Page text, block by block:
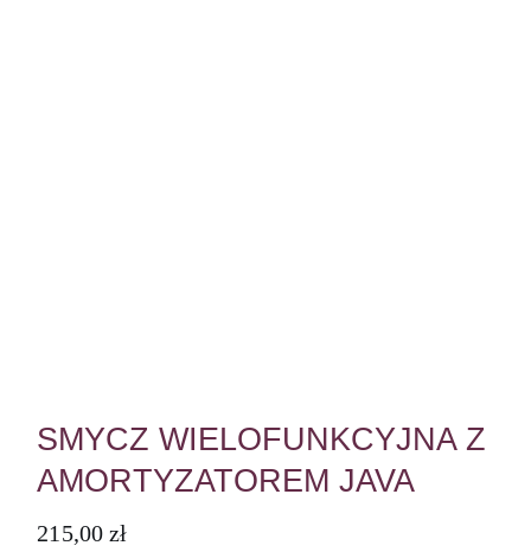
SMYCZ WIELOFUNKCYJNA Z
AMORTYZATOREM JAVA
215,00 zł